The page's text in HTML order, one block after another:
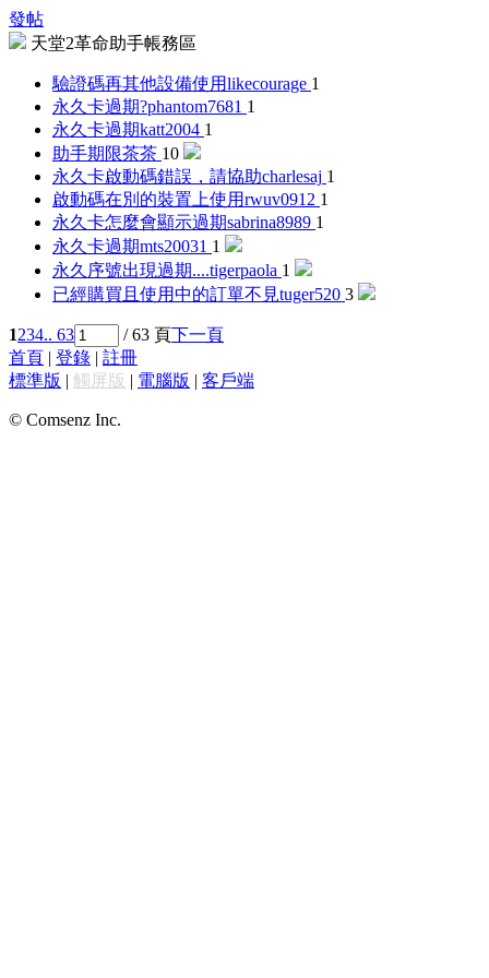
發帖
天堂2革命助手帳務區
驗證碼再其他設備使用likecourage 1
永久卡過期?phantom7681 1
永久卡過期katt2004 1
助手期限茶茶 10
永久卡啟動碼錯誤，請協助charlesaj 1
啟動碼在別的裝置上使用rwuv0912 1
永久卡怎麼會顯示過期sabrina8989 1
永久卡過期mts20031 1
永久序號出現過期....tigerpaola 1
已經購買且使用中的訂單不見tuger520 3
1234.. 63 / 63 頁下一頁
首頁 | 登錄 | 註冊
標準版 | 觸屏版 | 電腦版 | 客戶端
© Comsenz Inc.